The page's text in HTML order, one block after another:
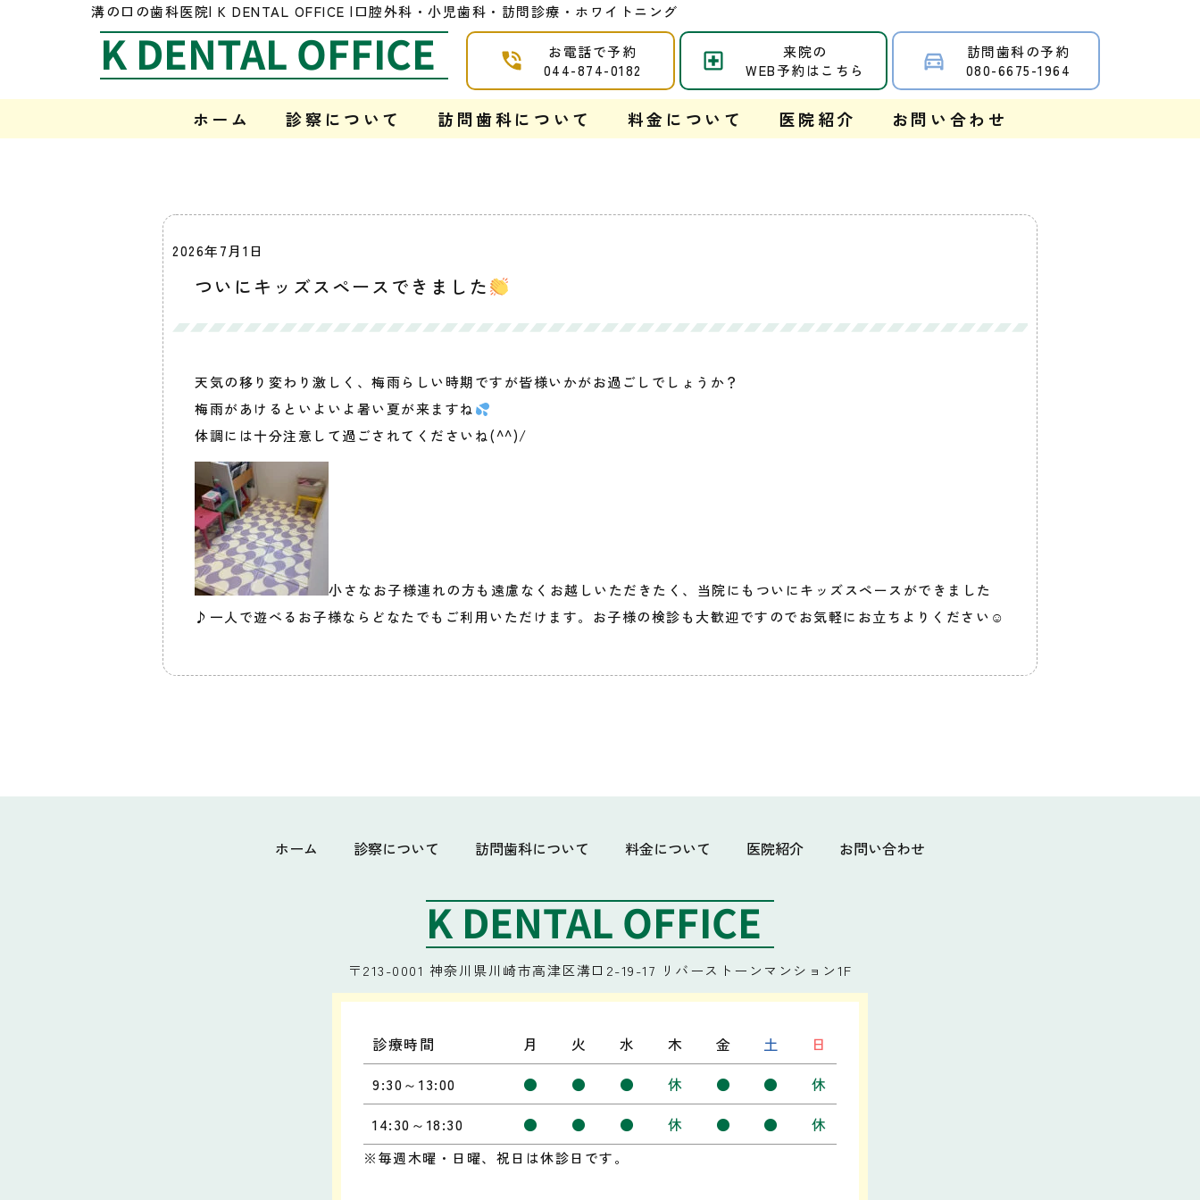
溝の口の歯科医院| K DENTAL OFFICE |口腔外科・小児歯科・訪問診療・ホワイトニング
K DENTAL OFFICE
お電話で予約
044-874-0182
来院の
WEB予約はこちら
訪問歯科の予約
080-6675-1964
ホーム 診察について 訪問歯科について 料金について 医院紹介 お問い合わせ
2026年7月1日
ついにキッズスペースできました
天気の移り変わり激しく、梅雨らしい時期ですが皆様いかがお過ごしでしょうか？
梅雨があけるといよいよ暑い夏が来ますね
体調には十分注意して過ごされてくださいね(^^)/
小さなお子様連れの方も遠慮なくお越しいただきたく、当院にもついにキッズスペースができました
♪一人で遊べるお子様ならどなたでもご利用いただけます。お子様の検診も大歓迎ですのでお気軽にお立ちよりください☺
ホーム 診察について 訪問歯科について 料金について 医院紹介 お問い合わせ
K DENTAL OFFICE
〒213-0001 神奈川県川崎市高津区溝口2-19-17 リバーストーンマンション1F
診療時間 月 火 水 木 金 土
日
9:30～13:00
● ● ● 休 ● ●
休
14:30～18:30
● ● ● 休 ● ● 休
※毎週木曜・日曜、祝日は休診日です。